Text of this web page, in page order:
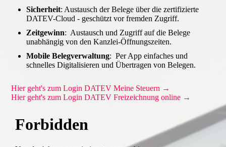
Sicherheit: Austausch der Belege über die zertifizierte
DATEV-Cloud - geschützt vor fremden Zugriff.
Zeitgewinn: Austausch und Zugriff auf die Belege
unabhängig von den Kanzlei-Öffnungszeiten.
Mobile Belegverwaltung: Per App einfaches und
schnelles Digitalisieren und Übertragen von Belegen.
Hier geht's zum Login DATEV Meine Steuern →
Hier geht's zum Login DATEV Freizeichnung online →